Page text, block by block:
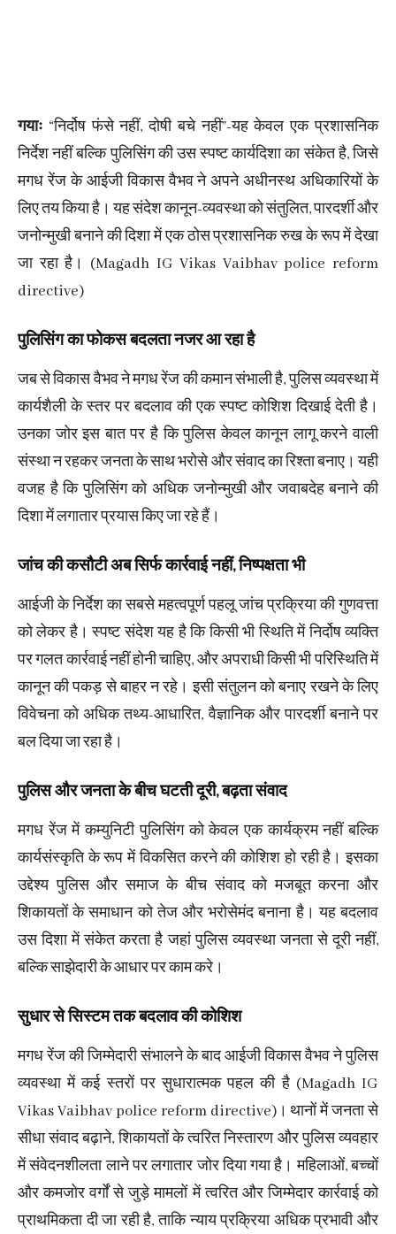
गयाः “निर्दोष फंसे नहीं, दोषी बचे नहीं”-यह केवल एक प्रशासनिक
निर्देश नहीं बल्कि पुलिसिंग की उस स्पष्ट कार्यदिशा का संकेत है, जिसे
मगध रेंज के आईजी विकास वैभव ने अपने अधीनस्थ अधिकारियों के
लिए तय किया है। यह संदेश कानून-व्यवस्था को संतुलित, पारदर्शी और
जनोन्मुखी बनाने की दिशा में एक ठोस प्रशासनिक रुख के रूप में देखा
जा रहा है। (Magadh IG Vikas Vaibhav police reform
directive)
पुलिसिंग का फोकस बदलता नजर आ रहा है
जब से विकास वैभव ने मगध रेंज की कमान संभाली है, पुलिस व्यवस्था में
कार्यशैली के स्तर पर बदलाव की एक स्पष्ट कोशिश दिखाई देती है।
उनका जोर इस बात पर है कि पुलिस केवल कानून लागू करने वाली
संस्था न रहकर जनता के साथ भरोसे और संवाद का रिश्ता बनाए। यही
वजह है कि पुलिसिंग को अधिक जनोन्मुखी और जवाबदेह बनाने की
दिशा में लगातार प्रयास किए जा रहे हैं।
जांच की कसौटी अब सिर्फ कार्रवाई नहीं, निष्पक्षता भी
आईजी के निर्देश का सबसे महत्वपूर्ण पहलू जांच प्रक्रिया की गुणवत्ता
को लेकर है। स्पष्ट संदेश यह है कि किसी भी स्थिति में निर्दोष व्यक्ति
पर गलत कार्रवाई नहीं होनी चाहिए, और अपराधी किसी भी परिस्थिति में
कानून की पकड़ से बाहर न रहे। इसी संतुलन को बनाए रखने के लिए
विवेचना को अधिक तथ्य-आधारित, वैज्ञानिक और पारदर्शी बनाने पर
बल दिया जा रहा है।
पुलिस और जनता के बीच घटती दूरी, बढ़ता संवाद
मगध रेंज में कम्युनिटी पुलिसिंग को केवल एक कार्यक्रम नहीं बल्कि
कार्यसंस्कृति के रूप में विकसित करने की कोशिश हो रही है। इसका
उद्देश्य पुलिस और समाज के बीच संवाद को मजबूत करना और
शिकायतों के समाधान को तेज और भरोसेमंद बनाना है। यह बदलाव
उस दिशा में संकेत करता है जहां पुलिस व्यवस्था जनता से दूरी नहीं,
बल्कि साझेदारी के आधार पर काम करे।
सुधार से सिस्टम तक बदलाव की कोशिश
मगध रेंज की जिम्मेदारी संभालने के बाद आईजी विकास वैभव ने पुलिस
व्यवस्था में कई स्तरों पर सुधारात्मक पहल की है (Magadh IG
Vikas Vaibhav police reform directive)। थानों में जनता से
सीधा संवाद बढ़ाने, शिकायतों के त्वरित निस्तारण और पुलिस व्यवहार
में संवेदनशीलता लाने पर लगातार जोर दिया गया है। महिलाओं, बच्चों
और कमजोर वर्गों से जुड़े मामलों में त्वरित और जिम्मेदार कार्रवाई को
प्राथमिकता दी जा रही है, ताकि न्याय प्रक्रिया अधिक प्रभावी और